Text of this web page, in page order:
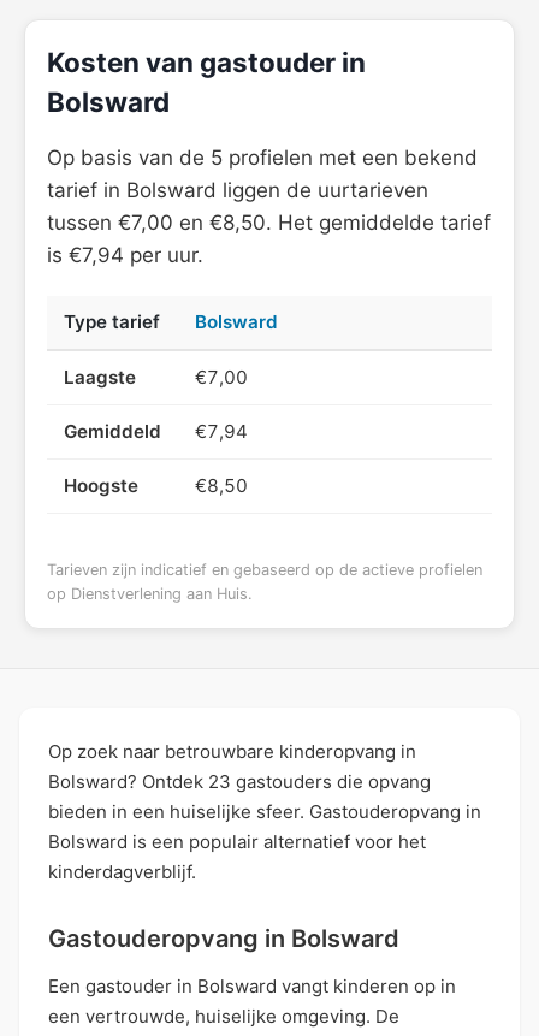
Kosten van gastouder in
Bolsward
Op basis van de 5 profielen met een bekend
tarief in Bolsward liggen de uurtarieven
tussen €7,00 en €8,50. Het gemiddelde tarief
is €7,94 per uur.
Type tarief Bolsward
Laagste €7,00
Gemiddeld €7,94
Hoogste €8,50
Tarieven zijn indicatief en gebaseerd op de actieve profielen
op Dienstverlening aan Huis.
Op zoek naar betrouwbare kinderopvang in
Bolsward? Ontdek 23 gastouders die opvang
bieden in een huiselijke sfeer. Gastouderopvang in
Bolsward is een populair alternatief voor het
kinderdagverblijf.
Gastouderopvang in Bolsward
Een gastouder in Bolsward vangt kinderen op in
een vertrouwde, huiselijke omgeving. De